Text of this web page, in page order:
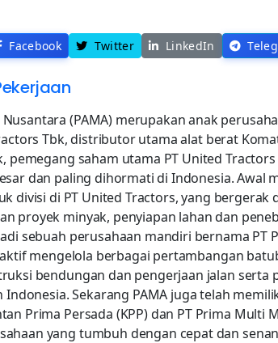
Facebook Twitter LinkedIn
Nusantara (PAMA) merupakan anak
Tbk, distributor utama alat berat
pemegang saham utama PT United
dan paling dihormati di Indonesia. Awal
divisi di PT United Tractors, yang
proyek minyak, penyiapan lahan dan
sebuah perusahaan mandiri bernama PT
aktif mengelola berbagai pertambangan
bendungan dan pengerjaan jalan serta
Sekarang PAMA juga telah
Prima Persada (KPP) dan PT Prima Multi
yang tumbuh dengan cepat dan